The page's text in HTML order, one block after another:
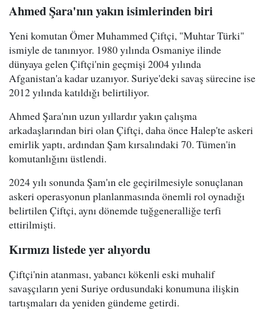
Ahmed Şara'nın yakın isimlerinden biri
Yeni komutan Ömer Muhammed Çiftçi, "Muhtar Türki"
ismiyle de tanınıyor. 1980 yılında Osmaniye ilinde
dünyaya gelen Çiftçi'nin geçmişi 2004 yılında
Afganistan'a kadar uzanıyor. Suriye'deki savaş sürecine ise
2012 yılında katıldığı belirtiliyor.
Ahmed Şara'nın uzun yıllardır yakın çalışma
arkadaşlarından biri olan Çiftçi, daha önce Halep'te askeri
emirlik yaptı, ardından Şam kırsalındaki 70. Tümen'in
komutanlığını üstlendi.
2024 yılı sonunda Şam'ın ele geçirilmesiyle sonuçlanan
askeri operasyonun planlanmasında önemli rol oynadığı
belirtilen Çiftçi, aynı dönemde tuğgeneralliğe terfi
ettirilmişti.
Kırmızı listede yer alıyordu
Çiftçi'nin atanması, yabancı kökenli eski muhalif
savaşçıların yeni Suriye ordusundaki konumuna ilişkin
tartışmaları da yeniden gündeme getirdi.